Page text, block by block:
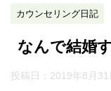
カウンセリング日記
なんで結婚
投稿日： 2019年8月31